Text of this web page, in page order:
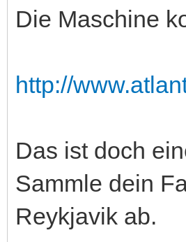
Die Maschine
http://
Das ist doch
Sammle dein
Reykjavik ab.